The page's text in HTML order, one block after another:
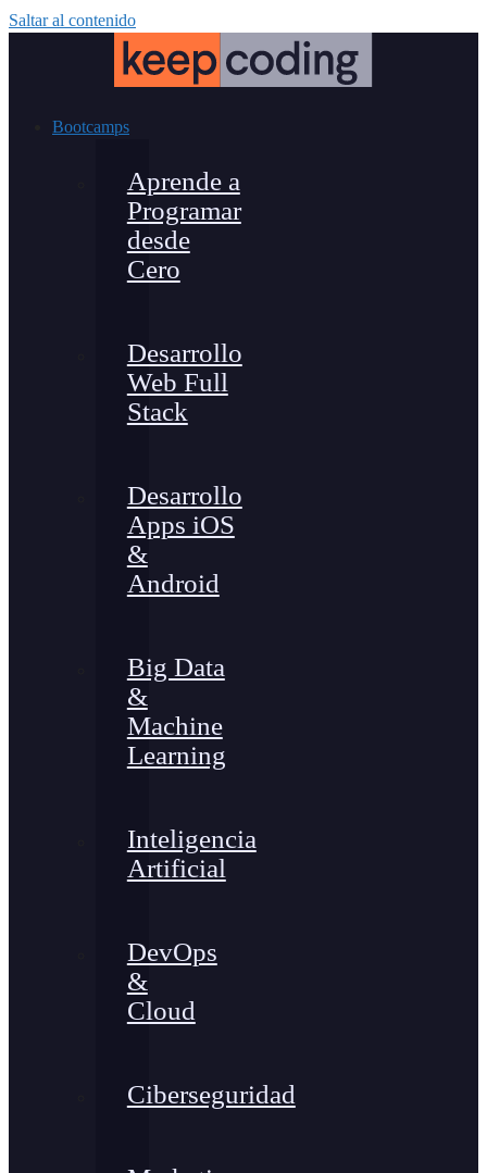
Saltar al contenido
Bootcamps
Aprende a
Programar
desde
Cero
Desarrollo
Web Full
Stack
Desarrollo
Apps iOS
&
Android
Big Data
&
Machine
Learning
Inteligencia
Artificial
DevOps
&
Cloud
Ciberseguridad